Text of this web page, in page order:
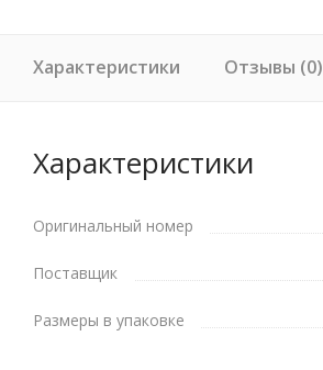
Характеристики Отзывы (0)
Характеристики
Оригинальный номер
Поставщик
Размеры в упаковке